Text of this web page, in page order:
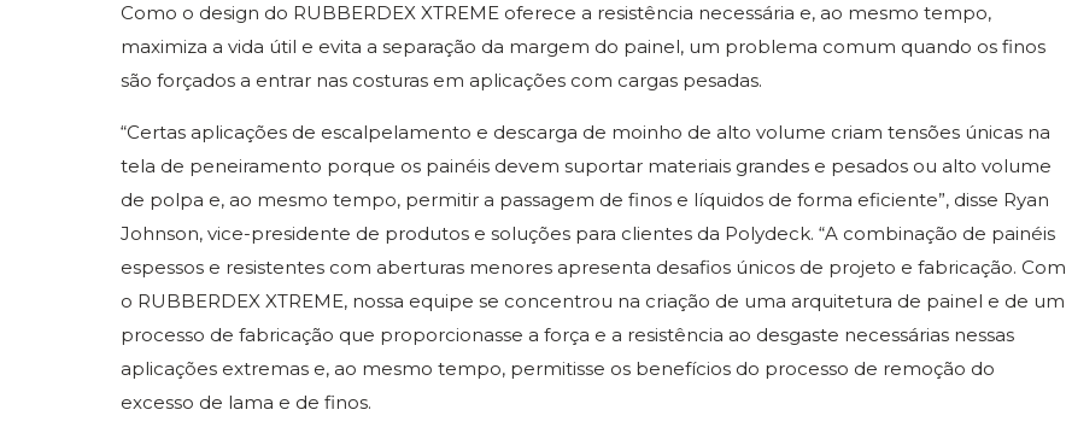
Como o design do RUBBERDEX XTREME oferece a resistência necessária e, ao mesmo tempo,
maximiza a vida útil e evita a separação da margem do painel, um problema comum quando os finos
são forçados a entrar nas costuras em aplicações com cargas pesadas.
“Certas aplicações de escalpelamento e descarga de moinho de alto volume criam tensões únicas na
tela de peneiramento porque os painéis devem suportar materiais grandes e pesados ou alto volume
de polpa e, ao mesmo tempo, permitir a passagem de finos e líquidos de forma eficiente”, disse Ryan
Johnson, vice-presidente de produtos e soluções para clientes da Polydeck. “A combinação de painéis
espessos e resistentes com aberturas menores apresenta desafios únicos de projeto e fabricação. Com
o RUBBERDEX XTREME, nossa equipe se concentrou na criação de uma arquitetura de painel e de um
processo de fabricação que proporcionasse a força e a resistência ao desgaste necessárias nessas
aplicações extremas e, ao mesmo tempo, permitisse os benefícios do processo de remoção do
excesso de lama e de finos.